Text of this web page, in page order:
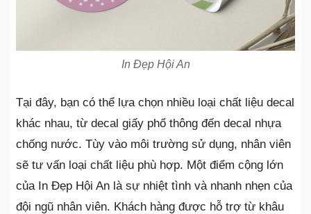
In Đẹp Hội An
Tại đây, bạn có thể lựa chọn nhiều loại chất liệu decal
khác nhau, từ decal giấy phổ thông đến decal nhựa
chống nước. Tùy vào môi trường sử dụng, nhân viên
sẽ tư vấn loại chất liệu phù hợp. Một điểm cộng lớn
của In Đẹp Hội An là sự nhiệt tình và nhanh nhẹn của
đội ngũ nhân viên. Khách hàng được hỗ trợ từ khâu